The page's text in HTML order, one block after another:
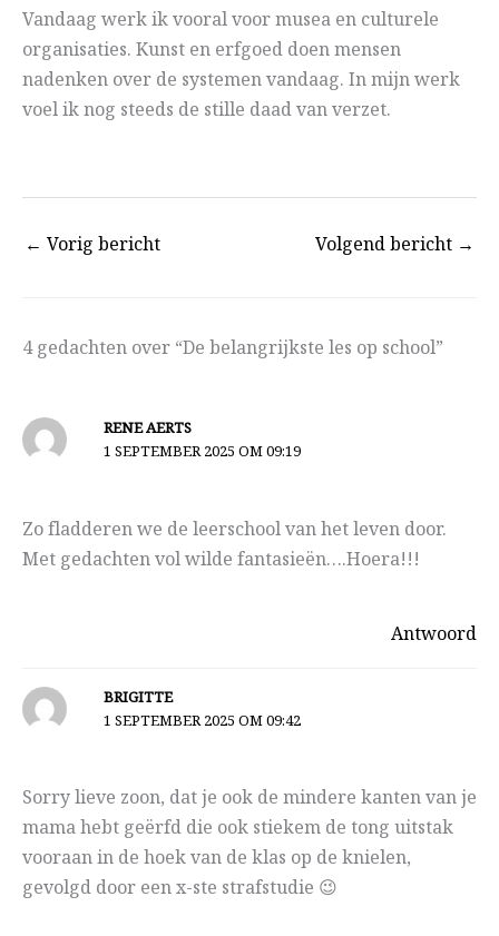
Vandaag werk ik vooral voor musea en culturele
organisaties. Kunst en erfgoed doen mensen
nadenken over de systemen vandaag. In mijn werk
voel ik nog steeds de stille daad van verzet.
← Vorig bericht Volgend bericht →
4 gedachten over “De belangrijkste les op school”
RENE AERTS
1 SEPTEMBER 2025 OM 09:19
Zo fladderen we de leerschool van het leven door.
Met gedachten vol wilde fantasieën….Hoera!!!
Antwoord
BRIGITTE
1 SEPTEMBER 2025 OM 09:42
Sorry lieve zoon, dat je ook de mindere kanten van je
mama hebt geërfd die ook stiekem de tong uitstak
vooraan in de hoek van de klas op de knielen,
gevolgd door een x-ste strafstudie 😉